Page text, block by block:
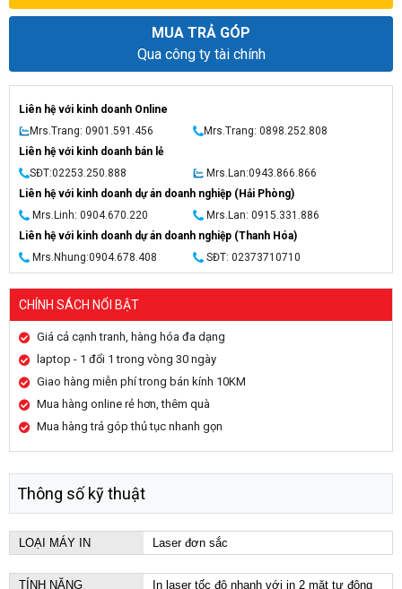
MUA TRẢ GÓP
Qua công ty tài chính
Liên hệ với kinh doanh Online
Mrs.Trang: 0901.591.456
Mrs.Trang: 0898.252.808
Liên hệ với kinh doanh bán lẻ
SĐT:02253.250.888
Mrs.Lan:0943.866.866
Liên hệ với kinh doanh dự án doanh nghiệp (Hải Phòng)
Mrs.Linh: 0904.670.220
Mrs.Lan: 0915.331.886
Liên hệ với kinh doanh dự án doanh nghiệp (Thanh Hóa)
Mrs.Nhung:0904.678.408
SĐT: 02373710710
CHÍNH SÁCH NỔI BẬT
Giá cả cạnh tranh, hàng hóa đa dạng
laptop - 1 đổi 1 trong vòng 30 ngày
Giao hàng miễn phí trong bán kính 10KM
Mua hàng online rẻ hơn, thêm quà
Mua hàng trả góp thủ tục nhanh gọn
Thông số kỹ thuật
LOẠI MÁY IN Laser đơn sắc
TÍNH NĂNG In laser tốc độ nhanh với in 2 mặt tự động